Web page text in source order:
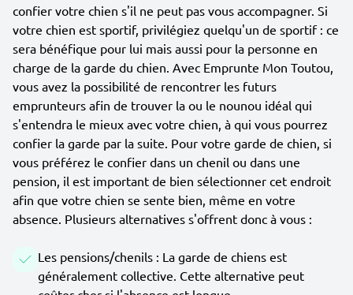
confier votre chien s'il ne peut pas vous accompagner. Si
votre chien est sportif, privilégiez quelqu'un de sportif : ce
sera bénéfique pour lui mais aussi pour la personne en
charge de la garde du chien. Avec Emprunte Mon Toutou,
vous avez la possibilité de rencontrer les futurs
emprunteurs afin de trouver la ou le nounou idéal qui
s'entendra le mieux avec votre chien, à qui vous pourrez
confier la garde par la suite. Pour votre garde de chien, si
vous préférez le confier dans un chenil ou dans une
pension, il est important de bien sélectionner cet endroit
afin que votre chien se sente bien, même en votre
absence. Plusieurs alternatives s'offrent donc à vous :
Les pensions/chenils : La garde de chiens est
généralement collective. Cette alternative peut